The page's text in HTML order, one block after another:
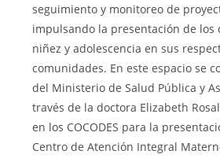
seguimiento y monitoreo de
impulsando la presentación de los
niñez y adolescencia en sus
comunidades. En este espacio se
del Ministerio de Salud Pública y
través de la doctora Elizabeth
en los COCODES para la
Centro de Atención Integral